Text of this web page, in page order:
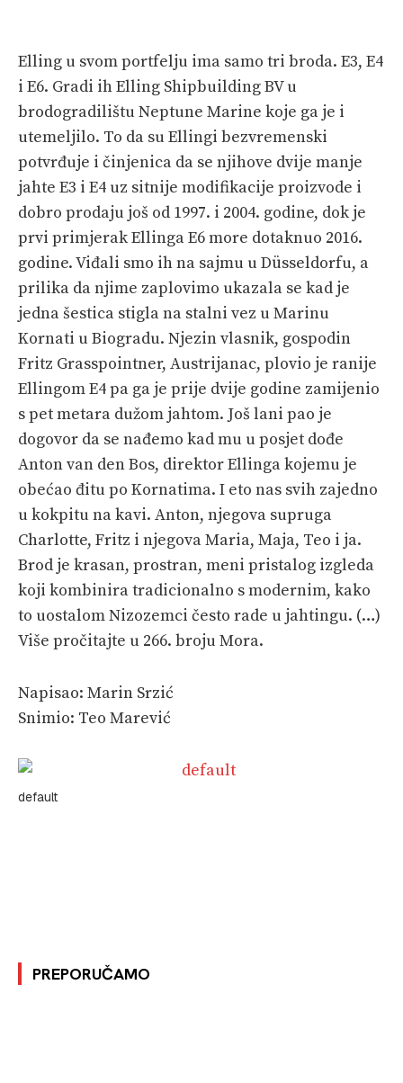
Elling u svom portfelju ima samo tri broda. E3, E4
i E6. Gradi ih Elling Ship­building BV u
brodogradilištu Neptune Marine koje ga je i
utemeljilo. To da su Ellingi bezvremenski
potvrđuje i činjenica da se njihove dvije manje
jahte E3 i E4 uz sitnije modifikacije proizvode i
dobro prodaju još od 1997. i 2004. godine, dok je
prvi primjerak Ellinga E6 more dotaknuo 2016.
godine. Viđali smo ih na sajmu u Düsseldorfu, a
prilika da njime zaplovimo ukazala se kad je
jedna šestica stigla na stalni vez u Marinu
Kornati u Biogradu. Njezin vlasnik, gospodin
Fritz Grasspointner, Austrijanac, plovio je ranije
Ellingom E4 pa ga je prije dvije godine zamijenio
s pet metara dužom jah­tom. Još lani pao je
dogovor da se nađemo kad mu u posjet dođe
Anton van den Bos, direktor Ellinga kojemu je
obećao đitu po Kornatima. I eto nas svih zajedno
u kokpitu na kavi. Anton, njegova supruga
Charlotte, Fritz i njegova Maria, Maja, Teo i ja.
Brod je krasan, prostran, meni pristalog izgleda
koji kombinira tradicionalno s modernim, kako
to uostalom Nizozemci često rade u jahtingu. (…)
Više pročitajte u 266. broju Mora.
Napisao: Marin Srzić
Snimio: Teo Marević
default
PREPORUČAMO